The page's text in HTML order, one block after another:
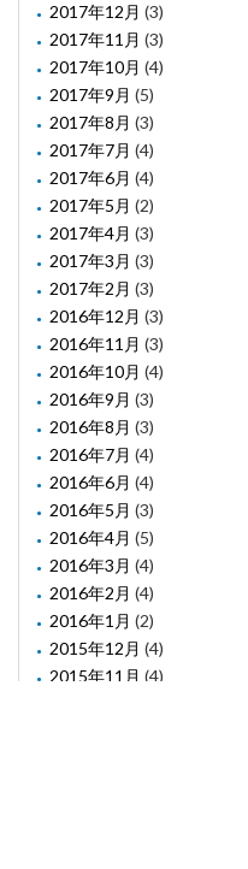
2017年12月 (3)
2017年11月 (3)
2017年10月 (4)
2017年9月 (5)
2017年8月 (3)
2017年7月 (4)
2017年6月 (4)
2017年5月 (2)
2017年4月 (3)
2017年3月 (3)
2017年2月 (3)
2016年12月 (3)
2016年11月 (3)
2016年10月 (4)
2016年9月 (3)
2016年8月 (3)
2016年7月 (4)
2016年6月 (4)
2016年5月 (3)
2016年4月 (5)
2016年3月 (4)
2016年2月 (4)
2016年1月 (2)
2015年12月 (4)
2015年11月 (4)